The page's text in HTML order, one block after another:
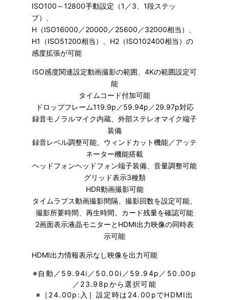
ISO100～12800手動設定（1／3、1段ステッ
プ）、
H（ISO16000／20000／25600／32000相当）、
H1（ISO51200相当）、H2（ISO102400相当）の
感度拡張が可能
ISO感度関連設定動画撮影の範囲、4Kの範囲設定可
能
タイムコード付加可能
ドロップフレーム119.9p／59.94p／29.97p対応
録音モノラルマイク内蔵、外部ステレオマイク端子
装備
録音レベル調整可能、ウィンドカット機能／アッテ
ネーター機能搭載
ヘッドフォンヘッドフォン端子装備、音量調整可能
グリッド表示3種類
HDR動画撮影可能
タイムラプス動画撮影間隔、撮影回数を設定可能、
撮影所要時間、再生時間、カード残量を確認可能
2画面表示液晶モニターとHDMI出力映像の同時表
示可能
HDMI出力情報表示なし映像を出力可能
※ 自動／59.94i／50.00i／59.94p／50.00p
／23.98pから選択可能
※
［24.00p:入］設定時は24.00pでHDMI出